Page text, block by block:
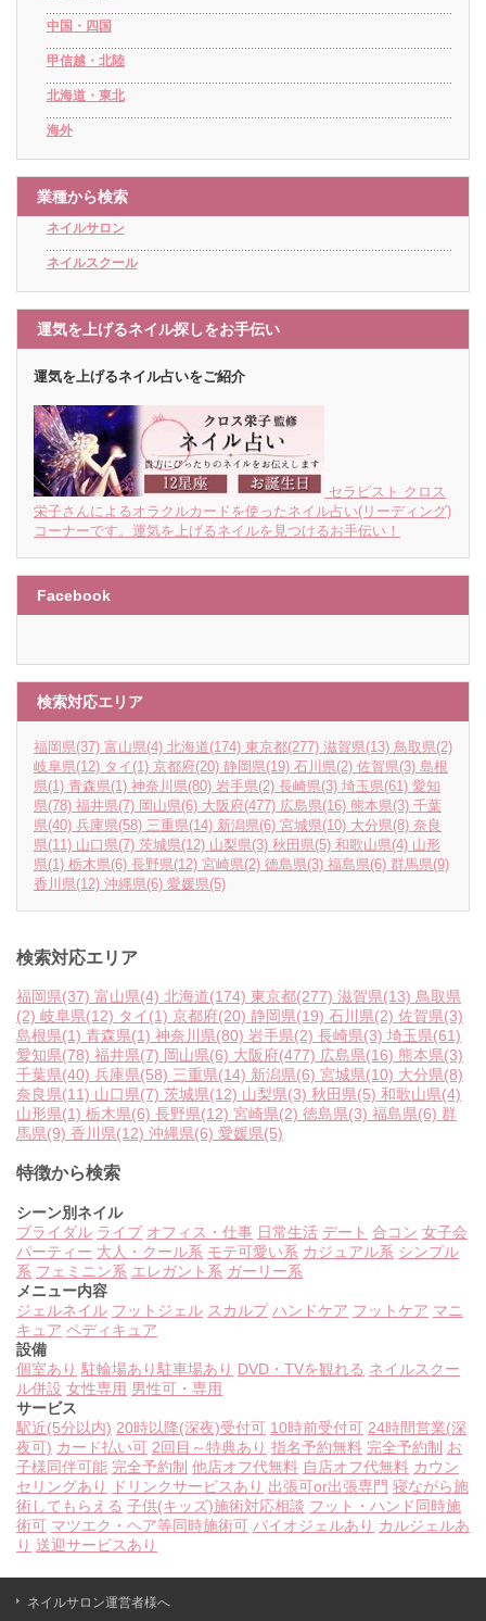
中国・四国
甲信越・北陸
北海道・東北
海外
業種から検索
ネイルサロン
ネイルスクール
運気を上げるネイル探しをお手伝い
運気を上げるネイル占いをご紹介
セラピスト クロス
栄子さんによるオラクルカードを使ったネイル占い(リーディング)
コーナーです。運気を上げるネイルを見つけるお手伝い！
Facebook
検索対応エリア
福岡県(37) 富山県(4) 北海道(174) 東京都(277) 滋賀県(13) 鳥取県(2)
岐阜県(12) タイ (1) 京都府(20) 静岡県(19) 石川県(2) 佐賀県(3) 島根
県(1) 青森県(1) 神奈川県(80) 岩手県(2) 長崎県(3) 埼玉県(61) 愛知
県(78) 福井県(7) 岡山県(6) 大阪府(477) 広島県(16) 熊本県(3) 千葉
県(40) 兵庫県(58) 三重県(14) 新潟県(6) 宮城県(10) 大分県(8) 奈良
県(11) 山口県(7) 茨城県(12) 山梨県(3) 秋田県(5) 和歌山県(4) 山形
県(1) 栃木県(6) 長野県(12) 宮崎県(2) 徳島県(3) 福島県(6) 群馬県(9)
香川県(12) 沖縄県(6) 愛媛県(5)
検索対応エリア
福岡県(37) 富山県(4) 北海道(174) 東京都(277) 滋賀県(13) 鳥取県
(2) 岐阜県(12) タイ(1) 京都府(20) 静岡県(19) 石川県(2) 佐賀県(3)
島根県(1) 青森県(1) 神奈川県(80) 岩手県(2) 長崎県(3) 埼玉県(61)
愛知県(78) 福井県(7) 岡山県(6) 大阪府(477) 広島県(16) 熊本県(3)
千葉県(40) 兵庫県(58) 三重県(14) 新潟県(6) 宮城県(10) 大分県(8)
奈良県(11) 山口県(7) 茨城県(12) 山梨県(3) 秋田県(5) 和歌山県(4)
山形県(1) 栃木県(6) 長野県(12) 宮崎県(2) 徳島県(3) 福島県(6) 群
馬県(9) 香川県(12) 沖縄県(6) 愛媛県(5)
特徴から検索
シーン別ネイル
ブライダル ライブ オフィス・仕事 日常生活 デート 合コン 女子会
パーティー 大人・クール系 モテ可愛い系 カジュアル系 シンプル
系 フェミニン系 エレガント系 ガーリー系
メニュー内容
ジェルネイル フットジェル スカルプ ハンドケア フットケア マニ
キュア ペディキュア
設備
個室あり 駐輪場あり駐車場あり DVD・TVを観れる ネイルスクー
ル併設 女性専用 男性可・専用
サービス
駅近(5分以内) 20時以降(深夜)受付可 10時前受付可 24時間営業(深
夜可) カード払い可 2回目～特典あり 指名予約無料 完全予約制 お
子様同伴可能 完全予約制 他店オフ代無料 自店オフ代無料 カウン
セリングあり
ドリンクサービスあり 出張可or出張専門 寝ながら施
術してもらえる 子供(キッズ)施術対応相談 フット・ハンド同時施
術可 マツエク・ヘア等同時施術可 バイオジェルあり カルジェルあ
り 送迎サービスあり
ネイルサロン運営者様へ